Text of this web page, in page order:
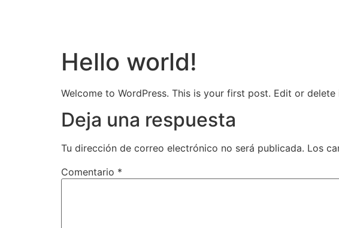
Hello world!
Welcome to WordPress. This is your first post. Edit or
Deja una respuesta
Tu dirección de correo electrónico no será publicada. Los
Comentario *